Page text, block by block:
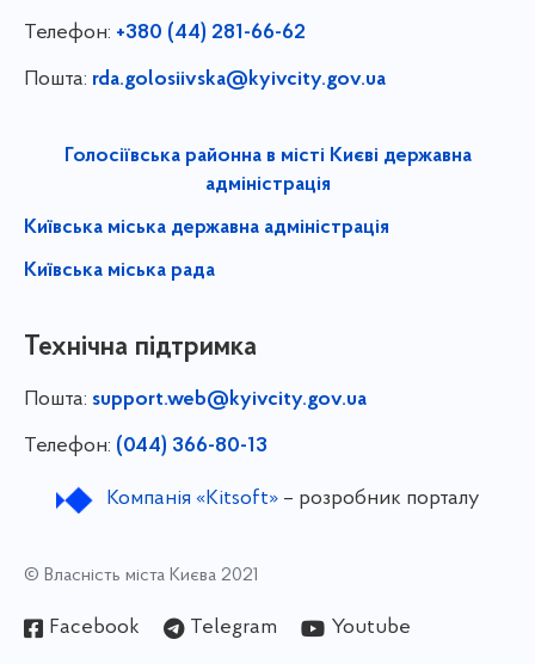
Телефон: +380 (44) 281-66-62
Пошта: rda.golosiivska@kyivcity.gov.ua
Голосіївська районна в місті Києві державна
адміністрація
Київська міська державна адміністрація
Київська міська рада
Технічна підтримка
Пошта: support.web@kyivcity.gov.ua
Телефон: (044) 366-80-13
Компанія «Kitsoft»– розробник порталу
© Власність міста Києва 2021
Facebook Telegram Youtube